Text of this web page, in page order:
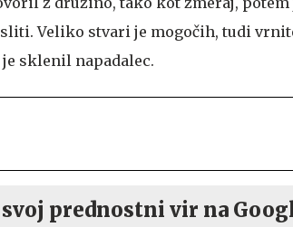
Veliko stvari je mogočih, tudi
sklenil napadalec.
prednostni vir na